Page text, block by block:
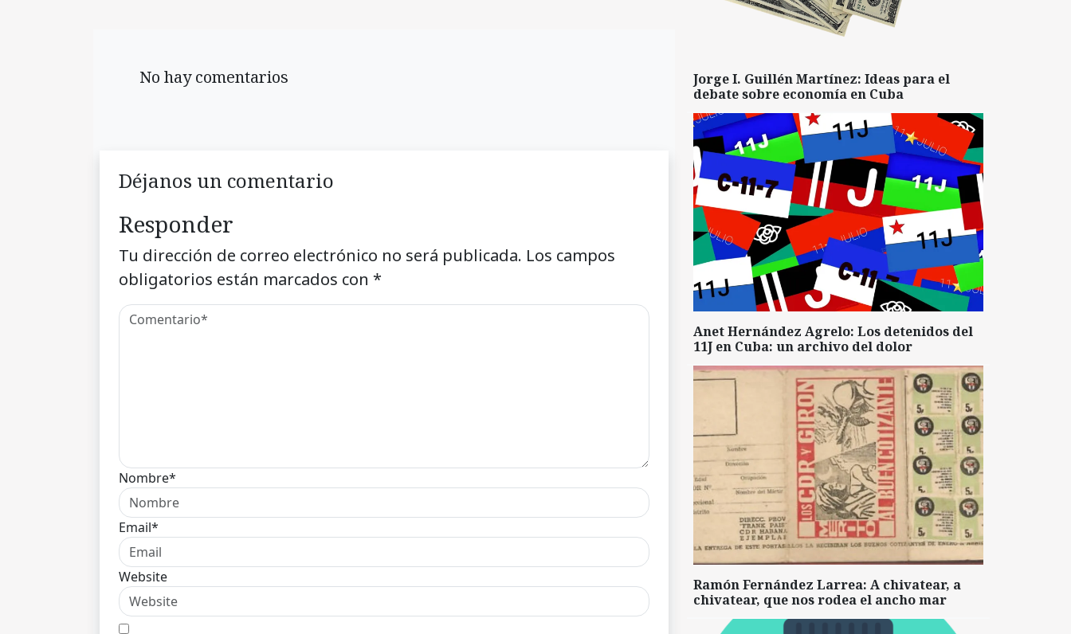
No hay comentarios
Déjanos un comentario
Responder
Tu dirección de correo electrónico no será publicada. Los campos
obligatorios están marcados con *
Nombre*
Email*
Website
Jorge I. Guillén Martínez: Ideas para el
debate sobre economía en Cuba
Anet Hernández Agrelo: Los detenidos del
11J en Cuba: un archivo del dolor
Ramón Fernández Larrea: A chivatear, a
chivatear, que nos rodea el ancho mar